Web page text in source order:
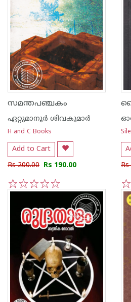
സമന്തപഞ്ചകം
ഏറ്റുമാനൂര്‍ ശിവകുമാര്‍
H and C Books
Add to Cart
Rs 200.00 Rs 190.00
5
4
3
2
1
Rs
1